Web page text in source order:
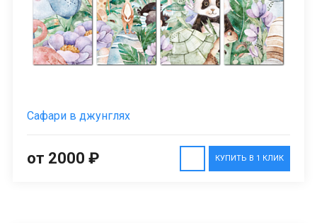
Сафари в джунглях
КУПИТЬ В 1 КЛИК
от 2000 ₽